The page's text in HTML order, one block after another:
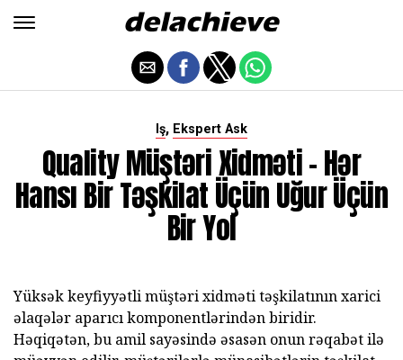
Iş, Ekspert Ask
Quality Müştəri Xidməti - Hər
Hansı Bir Təşkilat Üçün Uğur Üçün
Bir Yol
Yüksək keyfiyyətli müştəri xidməti təşkilatının xarici
əlaqələr aparıcı komponentlərindən biridir.
Həqiqətən, bu amil sayəsində əsasən onun rəqabət ilə